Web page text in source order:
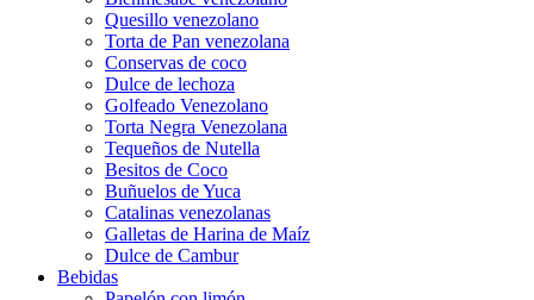
Quesillo venezolano
Torta de Pan venezolana
Conservas de coco
Dulce de lechoza
Golfeado Venezolano
Torta Negra Venezolana
Tequeños de Nutella
Besitos de Coco
Buñuelos de Yuca
Catalinas venezolanas
Galletas de Harina de Maíz
Dulce de Cambur
Bebidas